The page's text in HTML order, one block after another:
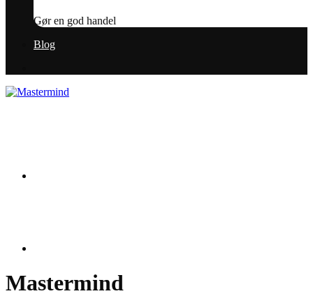
Gør en god handel
Blog
Mastermind